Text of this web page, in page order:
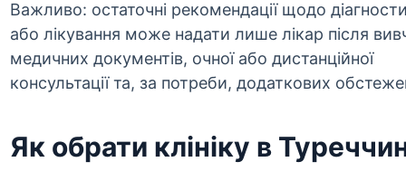
Важливо: остаточні рекомендації щодо
або лікування може надати лише лікар після
медичних документів, очної або дистанційної
консультації та, за потреби, додаткових
Як обрати клініку в